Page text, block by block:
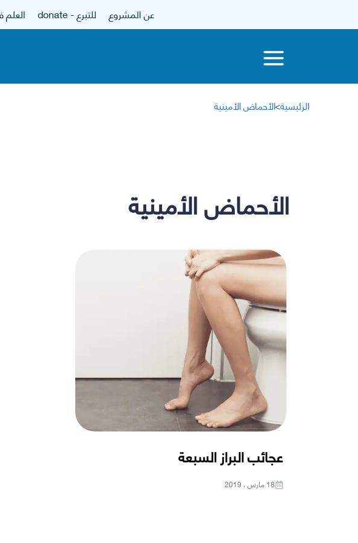
عن المشروع للتبرع - donate
الرئيسية>الأحماض الأمينية
الأحماض الأمينية
عجائب البراز السبعة
18 مارس ، 2019